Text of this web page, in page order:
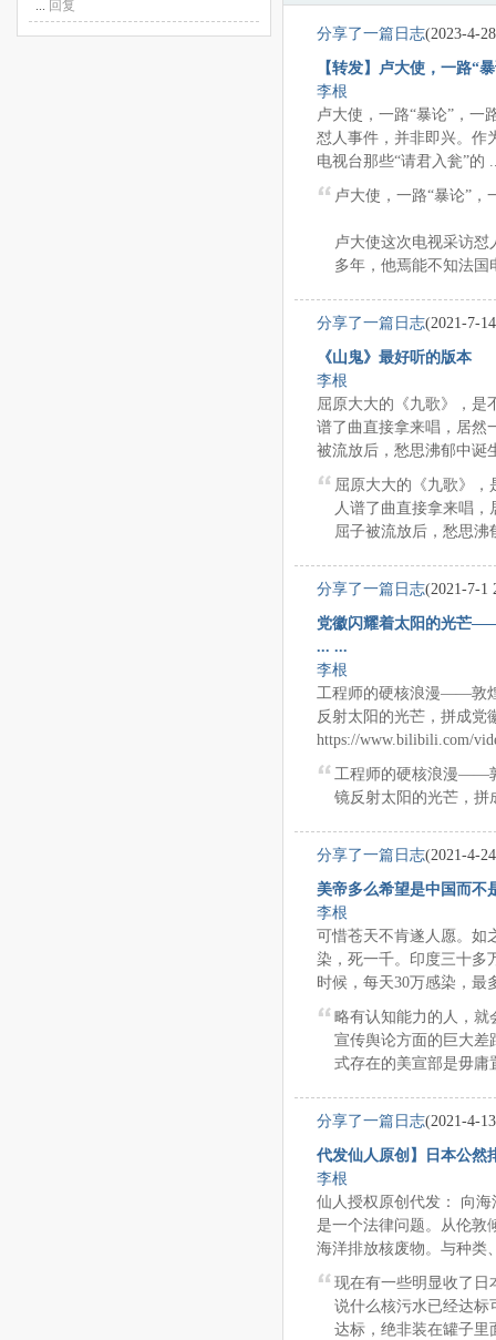
... 回复
分享了一篇日志(2023-4-
【转发】卢大使，一路“
李根
卢大使，一路“暴论”，一
怼人事件，并非即兴。作
电视台那些“请君入瓮”的
卢大使，一路“暴论”
卢大使这次电视采访
多年，他焉能不知法国
分享了一篇日志(2021-7-
《山鬼》最好听的版本
李根
屈原大大的《九歌》，
谱了曲直接拿来唱，居然
被流放后，愁思沸郁中诞
屈原大大的《九歌》
人谱了曲直接拿来唱
屈子被流放后，愁思
分享了一篇日志(2021-7-1
党徽闪耀着太阳的光芒
... ...
李根
工程师的硬核浪漫——敦
反射太阳的光芒，拼成党
https://www.bilibili.com/
工程师的硬核浪漫——
镜反射太阳的光芒，拼
分享了一篇日志(2021-4-
美帝多么希望是中国而不
李根
可惜苍天不肯遂人愿。如
染，死一千。印度三十多
时候，每天30万感染，最
略有认知能力的人，就
宣传舆论方面的巨大差
式存在的美宣部是毋
分享了一篇日志(2021-4-
代发仙人原创】日本公然
李根
仙人授权原创代发： 向
是一个法律问题。从伦敦
海洋排放核废物。与种类
现在有一些明显收了日
说什么核污水已经达标
达标，绝非装在罐子里